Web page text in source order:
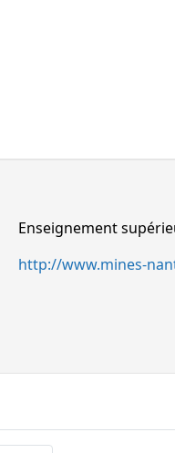
Enseignement
http://www.mines-